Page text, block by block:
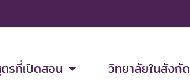
รที่เปิดสอน วิทยาลัยในสังกัด